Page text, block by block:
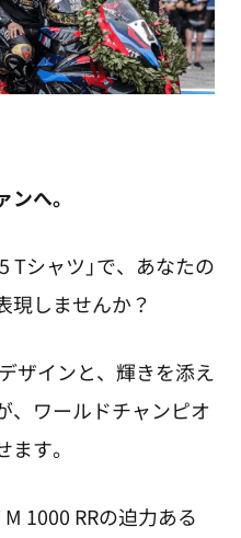
へ。
Tシャツ」で、あなたの
現しませんか？
ザインと、輝きを添え
、ワールドチャンピオ
す。
1000 RRの迫力ある